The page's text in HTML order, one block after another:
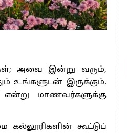
அவை இன்று வரும்,
உங்களுடன் இருக்கும்.
மாணவர்களுக்கு
கல்லூரிகளின் கூட்டுப்